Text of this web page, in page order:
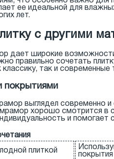
ее идеальной для
лет.
с другими
дает широкие
правильно сочетать
классику, так и
покрытиями
выглядел современно и
хорошо смотрится
и помогает
плиткой